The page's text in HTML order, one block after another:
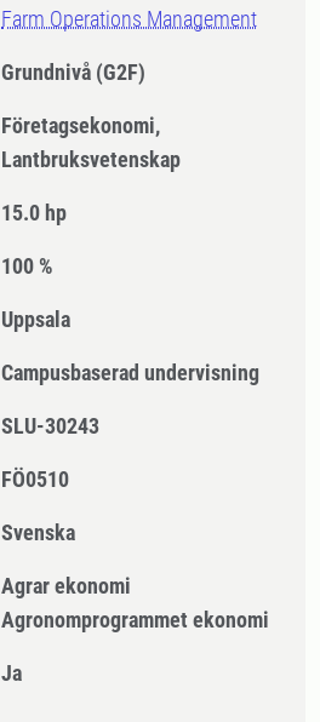
Farm Operations Management
Grundnivå (G2F)
Företagsekonomi,
Lantbruksvetenskap
15.0 hp
100 %
Uppsala
Campusbaserad undervisning
SLU-30243
FÖ0510
Svenska
Agrar ekonomi
Agronomprogrammet ekonomi
Ja